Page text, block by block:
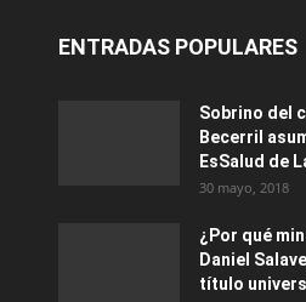
ENTRADAS POPULARES
Sobrino del
Becerril
EsSalud de
30 mayo, 2018
¿Por qué
Daniel
título